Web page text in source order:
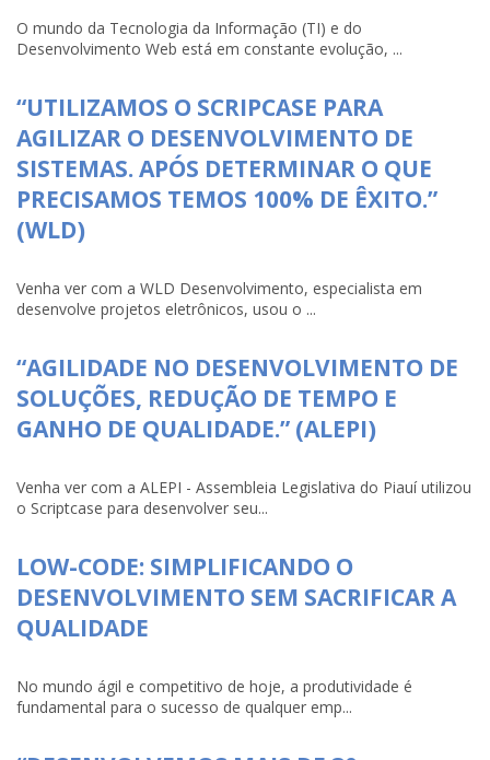
O mundo da Tecnologia da Informação (TI) e do
Desenvolvimento Web está em constante evolução, ...
“UTILIZAMOS O SCRIPCASE PARA
AGILIZAR O DESENVOLVIMENTO DE
SISTEMAS. APÓS DETERMINAR O QUE
PRECISAMOS TEMOS 100% DE ÊXITO.”
(WLD)
Venha ver com a WLD Desenvolvimento, especialista em
desenvolve projetos eletrônicos, usou o ...
“AGILIDADE NO DESENVOLVIMENTO DE
SOLUÇÕES, REDUÇÃO DE TEMPO E
GANHO DE QUALIDADE.” (ALEPI)
Venha ver com a ALEPI - Assembleia Legislativa do Piauí utilizou
o Scriptcase para desenvolver seu...
LOW-CODE: SIMPLIFICANDO O
DESENVOLVIMENTO SEM SACRIFICAR A
QUALIDADE
No mundo ágil e competitivo de hoje, a produtividade é
fundamental para o sucesso de qualquer emp...